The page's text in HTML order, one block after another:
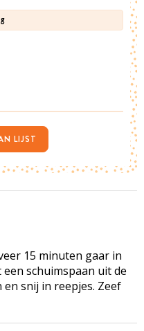
15 minuten gaar in
schuimspaan uit de
snij in reepjes. Zeef
g
LIJST